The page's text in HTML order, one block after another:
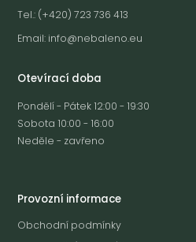
Tel.: (+420) 723 736 413
Email: info@nebaleno.eu
Otevírací doba
Pondělí - Pátek 12:00 - 19:30
Sobota 10:00 - 16:00
Neděle - zavřeno
Provozní informace
Obchodní podmínky